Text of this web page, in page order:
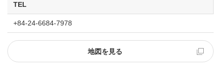
TEL
+84-24-6684-7978
地図を見る